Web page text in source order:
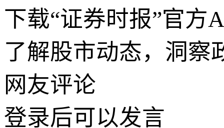
下载“证券时报”官方
了解股市动态，洞察
网友评论
登录后可以发言